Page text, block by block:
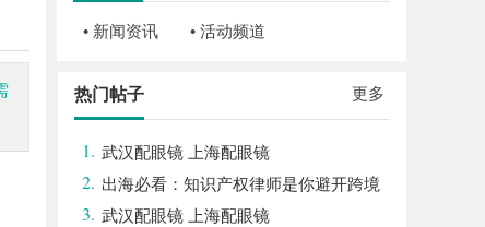
• 新闻资讯 • 活动频道
更多
热门帖子
1. 武汉配眼镜 上海配眼镜
2. 出海必看：知识产权律师是你避开跨境
雷区的安全垫
3. 武汉配眼镜 上海配眼镜